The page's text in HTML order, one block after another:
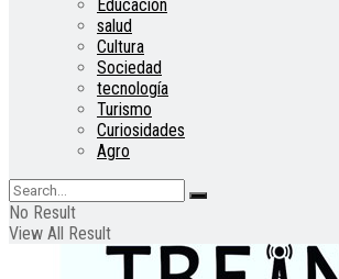
Educación
salud
Cultura
Sociedad
tecnología
Turismo
Curiosidades
Agro
No Result
View All Result